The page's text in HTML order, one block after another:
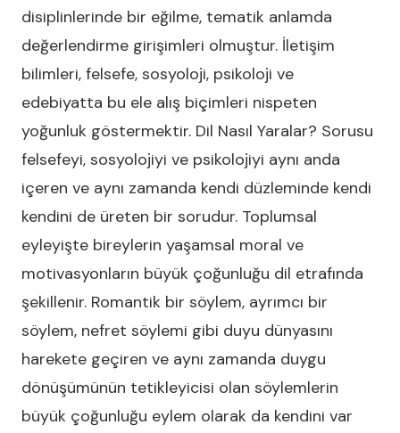
disiplinlerinde bir eğilme, tematik anlamda
değerlendirme girişimleri olmuştur. İletişim
bilimleri, felsefe, sosyoloji, psikoloji ve
edebiyatta bu ele alış biçimleri nispeten
yoğunluk göstermektir. Dil Nasıl Yaralar? Sorusu
felsefeyi, sosyolojiyi ve psikolojiyi aynı anda
içeren ve aynı zamanda kendi düzleminde kendi
kendini de üreten bir sorudur. Toplumsal
eyleyişte bireylerin yaşamsal moral ve
motivasyonların büyük çoğunluğu dil etrafında
şekillenir. Romantik bir söylem, ayrımcı bir
söylem, nefret söylemi gibi duyu dünyasını
harekete geçiren ve aynı zamanda duygu
dönüşümünün tetikleyicisi olan söylemlerin
büyük çoğunluğu eylem olarak da kendini var